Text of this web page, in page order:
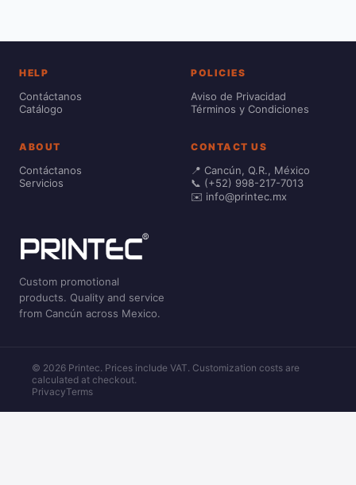
HELP
Contáctanos
Catálogo
POLICIES
Aviso de Privacidad
Términos y Condiciones
ABOUT
Contáctanos
Servicios
CONTACT US
📍 Cancún, Q.R., México
📞 (+52) 998-217-7013
✉️ info@printec.mx
Custom promotional
products. Quality and service
from Cancún across Mexico.
© 2026 Printec. Prices include VAT. Customization costs are
calculated at checkout.
PrivacyTerms